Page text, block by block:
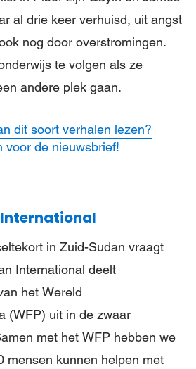
al drie keer verhuisd, uit angst
nog door overstromingen.
te volgen als ze
andere plek gaan.
dit soort verhalen lezen?
voor de nieuwsbrief!
in Zuid-Sudan vraagt
International deelt
het Wereld
(WFP) uit in de zwaar
met het WFP hebben we
mensen kunnen helpen met